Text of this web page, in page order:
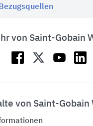
Bezugsquellen
von Saint-Gobain
von Saint-Gobain